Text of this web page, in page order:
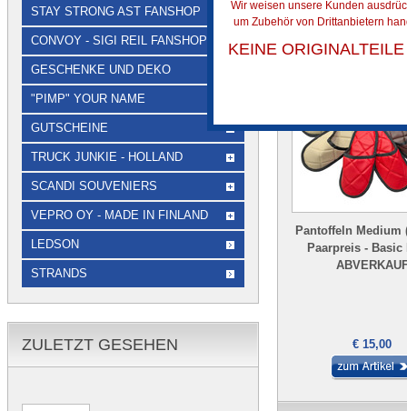
Ï¿½HNLICHE
Pantoffeln Medium
Paarpreis - Basic
€ 15,00
STAY STRONG AST FANSHOP
CONVOY - SIGI REIL FANSHOP
GESCHENKE UND DEKO
"PIMP" YOUR NAME
GUTSCHEINE
TRUCK JUNKIE - HOLLAND
SCANDI SOUVENIERS
VEPRO OY - MADE IN FINLAND
LEDSON
STRANDS
ZULETZT GESEHEN
Wir weisen unsere Kunden
um Zubehör von Drittanbietern
KEINE